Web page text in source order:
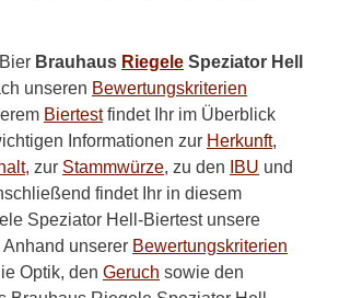
Brauhaus Riegele Speziator Hell
unseren Bewertungskriterien
Biertestfindet Ihr im Überblick
Informationen zur Herkunft,
, zur Stammwürze, zu den IBU und
findet Ihr in diesem
Speziator Hell-Biertest unsere
unserer Bewertungskriterien
Optik, den Geruch sowie den